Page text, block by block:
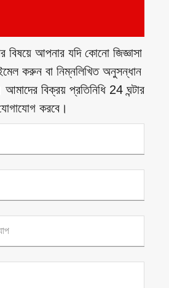
বিষয়ে আপনার যদি কোনো জিজ্ঞাসা
করুন বা নিম্নলিখিত অনুসন্ধান
বিক্রয় প্রতিনিধি 24 ঘন্টার
করবে।